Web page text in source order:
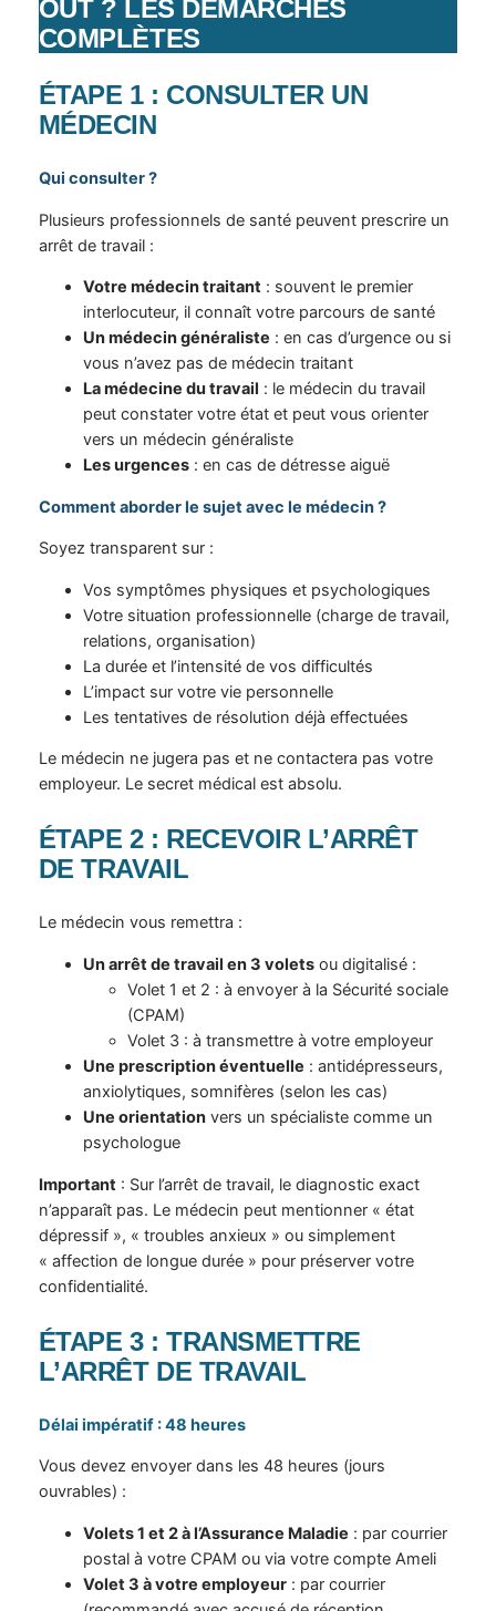
OUT ? LES DÉMARCHES
COMPLÈTES
ÉTAPE 1 : CONSULTER UN
MÉDECIN
Qui consulter ?
Plusieurs professionnels de santé peuvent prescrire un
arrêt de travail :
Votre médecin traitant: souvent le premier
interlocuteur, il connaît votre parcours de santé
Un médecin généraliste : en cas d’urgence ou si
vous n’avez pas de médecin traitant
La médecine du travail : le médecin du travail
peut constater votre état et peut vous orienter
vers un médecin généraliste
Les urgences: en cas de détresse aiguë
Comment aborder le sujet avec le médecin ?
Soyez transparent sur :
Vos symptômes physiques et psychologiques
Votre situation professionnelle (charge de travail,
relations, organisation)
La durée et l’intensité de vos difficultés
L’impact sur votre vie personnelle
Les tentatives de résolution déjà effectuées
Le médecin ne jugera pas et ne contactera pas votre
employeur. Le secret médical est absolu.
ÉTAPE 2 : RECEVOIR L’ARRÊT
DE TRAVAIL
Le médecin vous remettra :
Un arrêt de travail en 3 voletsou digitalisé :
Volet 1 et 2 : à envoyer à la Sécurité sociale
(CPAM)
Volet 3 : à transmettre à votre employeur
Une prescription éventuelle : antidépresseurs,
anxiolytiques, somnifères (selon les cas)
Une orientationvers un spécialiste comme un
psychologue
Important : Sur l’arrêt de travail, le diagnostic exact
n’apparaît pas. Le médecin peut mentionner « état
dépressif », « troubles anxieux » ou simplement
« affection de longue durée » pour préserver votre
confidentialité.
ÉTAPE 3 : TRANSMETTRE
L’ARRÊT DE TRAVAIL
Délai impératif : 48 heures
Vous devez envoyer dans les 48 heures (jours
ouvrables) :
Volets 1 et 2 à l’Assurance Maladie : par courrier
postal à votre CPAM ou via votre compte Ameli
Volet 3 à votre employeur: par courrier